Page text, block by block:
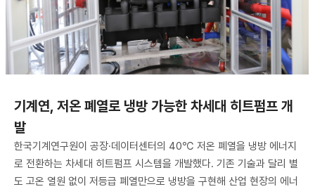
기계연, 저온 폐열로 냉방 가능한 차세대 히트펌프 개
발
한국기계연구원이 공장·데이터센터의 40℃ 저온 폐열을 냉방 에너지
로 전환하는 차세대 히트펌프 시스템을 개발했다. 기존 기술과 달리 별
도 고온 열원 없이 저등급 폐열만으로 냉방을 구현해 산업 현장의 에너